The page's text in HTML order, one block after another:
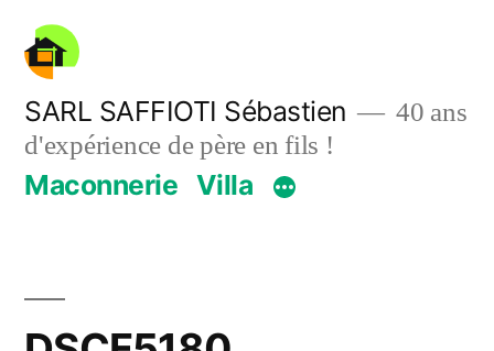
Aller
contenu
SARL SAFFIOTI Sébastien
40 ans
d'expérience de père en fils !
Maconnerie Villa